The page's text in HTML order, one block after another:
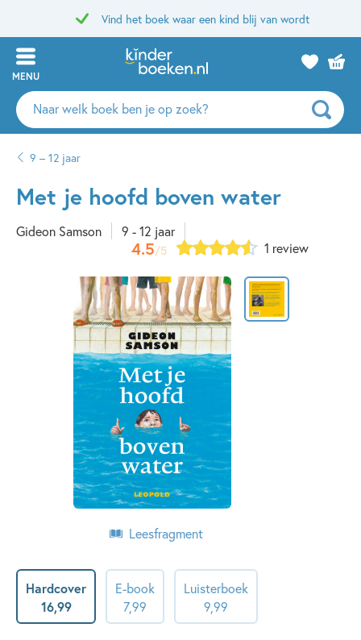
Vind het boek waar een kind blij van wordt
MENU
Zoeken
naar
auteurs
uitgevers
9 – 12 jaar
Met je hoofd boven water
Gideon Samson 9 - 12 jaar
4.5/5 1 review
Leesfragment
Hardcover
16,99
E-book
7,99
Luisterboek
999